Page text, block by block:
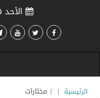
الأحد ٢٥ صفر ١٤٤٨ هـ
الرئيسية | | مختارات